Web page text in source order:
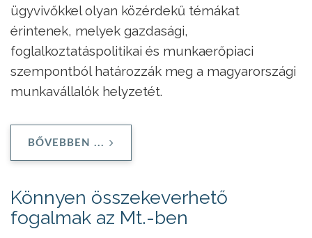
ügyvivőkkel olyan közérdekű témákat
érintenek, melyek gazdasági,
foglalkoztatáspolitikai és munkaerőpiaci
szempontból határozzák meg a magyarországi
munkavállalók helyzetét.
BŐVEBBEN ...
Könnyen összekeverhető
fogalmak az Mt.-ben